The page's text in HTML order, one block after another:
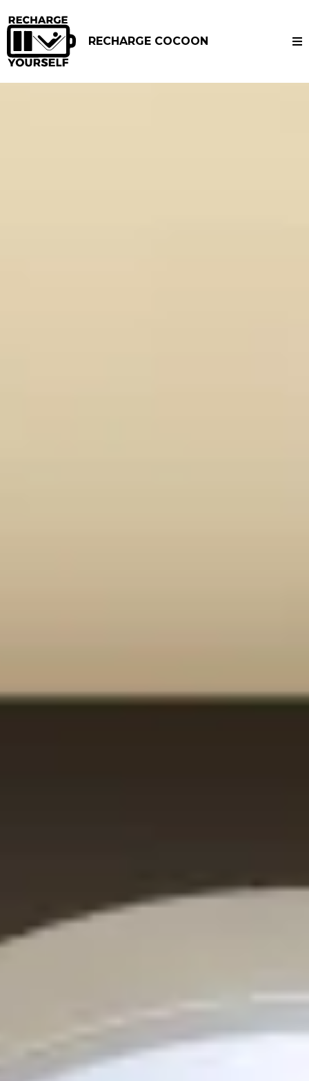
RECHARGE COCOON